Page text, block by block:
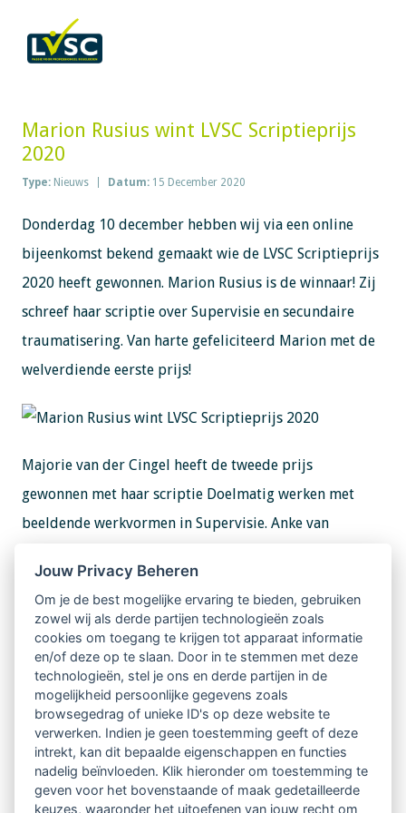
Marion Rusius wint LVSC Scriptieprijs
2020
Type: Nieuws Datum: 15 December 2020
Donderdag 10 december hebben wij via een online
bijeenkomst bekend gemaakt wie de LVSC Scriptieprijs
2020 heeft gewonnen. Marion Rusius is de winnaar! Zij
schreef haar scriptie over Supervisie en secundaire
traumatisering. Van harte gefeliciteerd Marion met de
welverdiende eerste prijs!
Majorie van der Cingel heeft de tweede prijs
gewonnen met haar scriptie Doelmatig werken met
beeldende werkvormen in Supervisie. Anke van
Ontmoeten van schaamte. Majorie en Anke van harte
gefeliciteerd met jullie prijzen!
De winnaars ontvangen alle drie een geldbedrag en de
scripties worden op onze kennisbank geplaatst.
Marion mag ook een artikel schrijven over haar
scriptie over voor het Tijdschrift voor
Begeleidingskunde.
Jouw Privacy Beheren
Om je de best mogelijke ervaring te bieden, gebruiken
zowel wij als derde partijen technologieën zoals
cookies om toegang te krijgen tot apparaat informatie
en/of deze op te slaan. Door in te stemmen met deze
technologieën, stel je ons en derde partijen in de
mogelijkheid persoonlijke gegevens zoals
browsegedrag of unieke ID's op deze website te
verwerken. Indien je geen toestemming geeft of deze
intrekt, kan dit bepaalde eigenschappen en functies
nadelig beïnvloeden. Klik hieronder om toestemming te
geven voor het bovenstaande of maak gedetailleerde
keuzes, waaronder het uitoefenen van jouw recht om